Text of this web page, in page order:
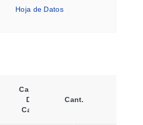
Hoja de Datos
Calibre
Del
Cable
Cant.